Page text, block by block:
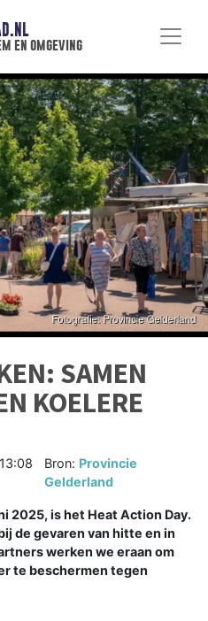
en omgeving
SAMEN
KOELERE
Bron: Provincie
Gelderland
2025, is het Heat Action Day.
de gevaren van hitte en in
werken we eraan om
te beschermen tegen